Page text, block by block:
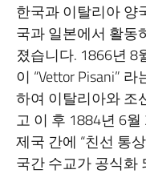
한국과 이탈리아 양
국과 일본에서 활동
졌습니다. 1866년 8
이 “Vettor Pisani”
하여 이탈리아와 조
고 이 후 1884년 6
제국 간에 “친선 통
국간 수교가 공식화